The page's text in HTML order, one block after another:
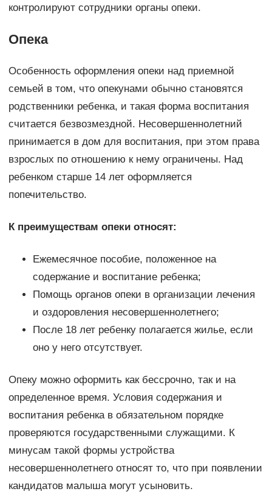
контролируют сотрудники органы опеки.
Опека
Особенность оформления опеки над приемной
семьей в том, что опекунами обычно становятся
родственники ребенка, и такая форма воспитания
считается безвозмездной. Несовершеннолетний
принимается в дом для воспитания, при этом права
взрослых по отношению к нему ограничены. Над
ребенком старше 14 лет оформляется
попечительство.
К преимуществам опеки относят:
Ежемесячное пособие, положенное на
содержание и воспитание ребенка;
Помощь органов опеки в организации лечения
и оздоровления несовершеннолетнего;
После 18 лет ребенку полагается жилье, если
оно у него отсутствует.
Опеку можно оформить как бессрочно, так и на
определенное время. Условия содержания и
воспитания ребенка в обязательном порядке
проверяются государственными служащими. К
минусам такой формы устройства
несовершеннолетнего относят то, что при появлении
кандидатов малыша могут усыновить.